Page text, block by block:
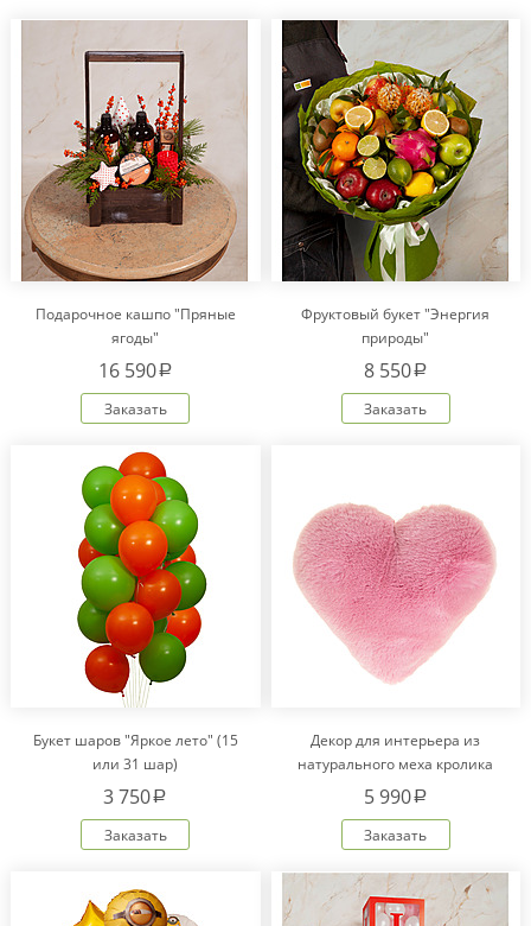
Подарочное кашпо "Пряные
ягоды"
16 590a
Заказать
Фруктовый букет "Энергия
природы"
8 550a
Заказать
Букет шаров "Яркое лето" (15
или 31 шар)
3 750a
Заказать
Декор для интерьера из
натурального меха кролика
Рекс "Сердце" IM20601
5 990a
Заказать